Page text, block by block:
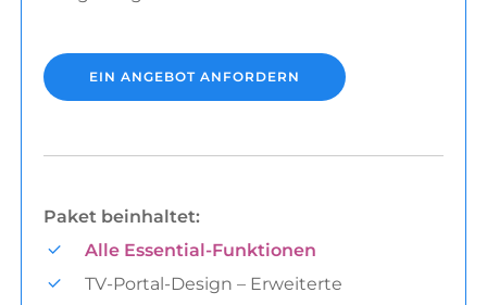
EIN ANGEBOT ANFORDERN
Paket beinhaltet:
Alle Essential-Funktionen
TV-Portal-Design – Erweiterte